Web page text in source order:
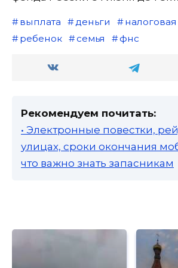
выплата деньги налоговая
ребенок
семья фнс
Рекомендуем почитать:
• Электронные повестки,
улицах, сроки окончания
что важно знать запасникам